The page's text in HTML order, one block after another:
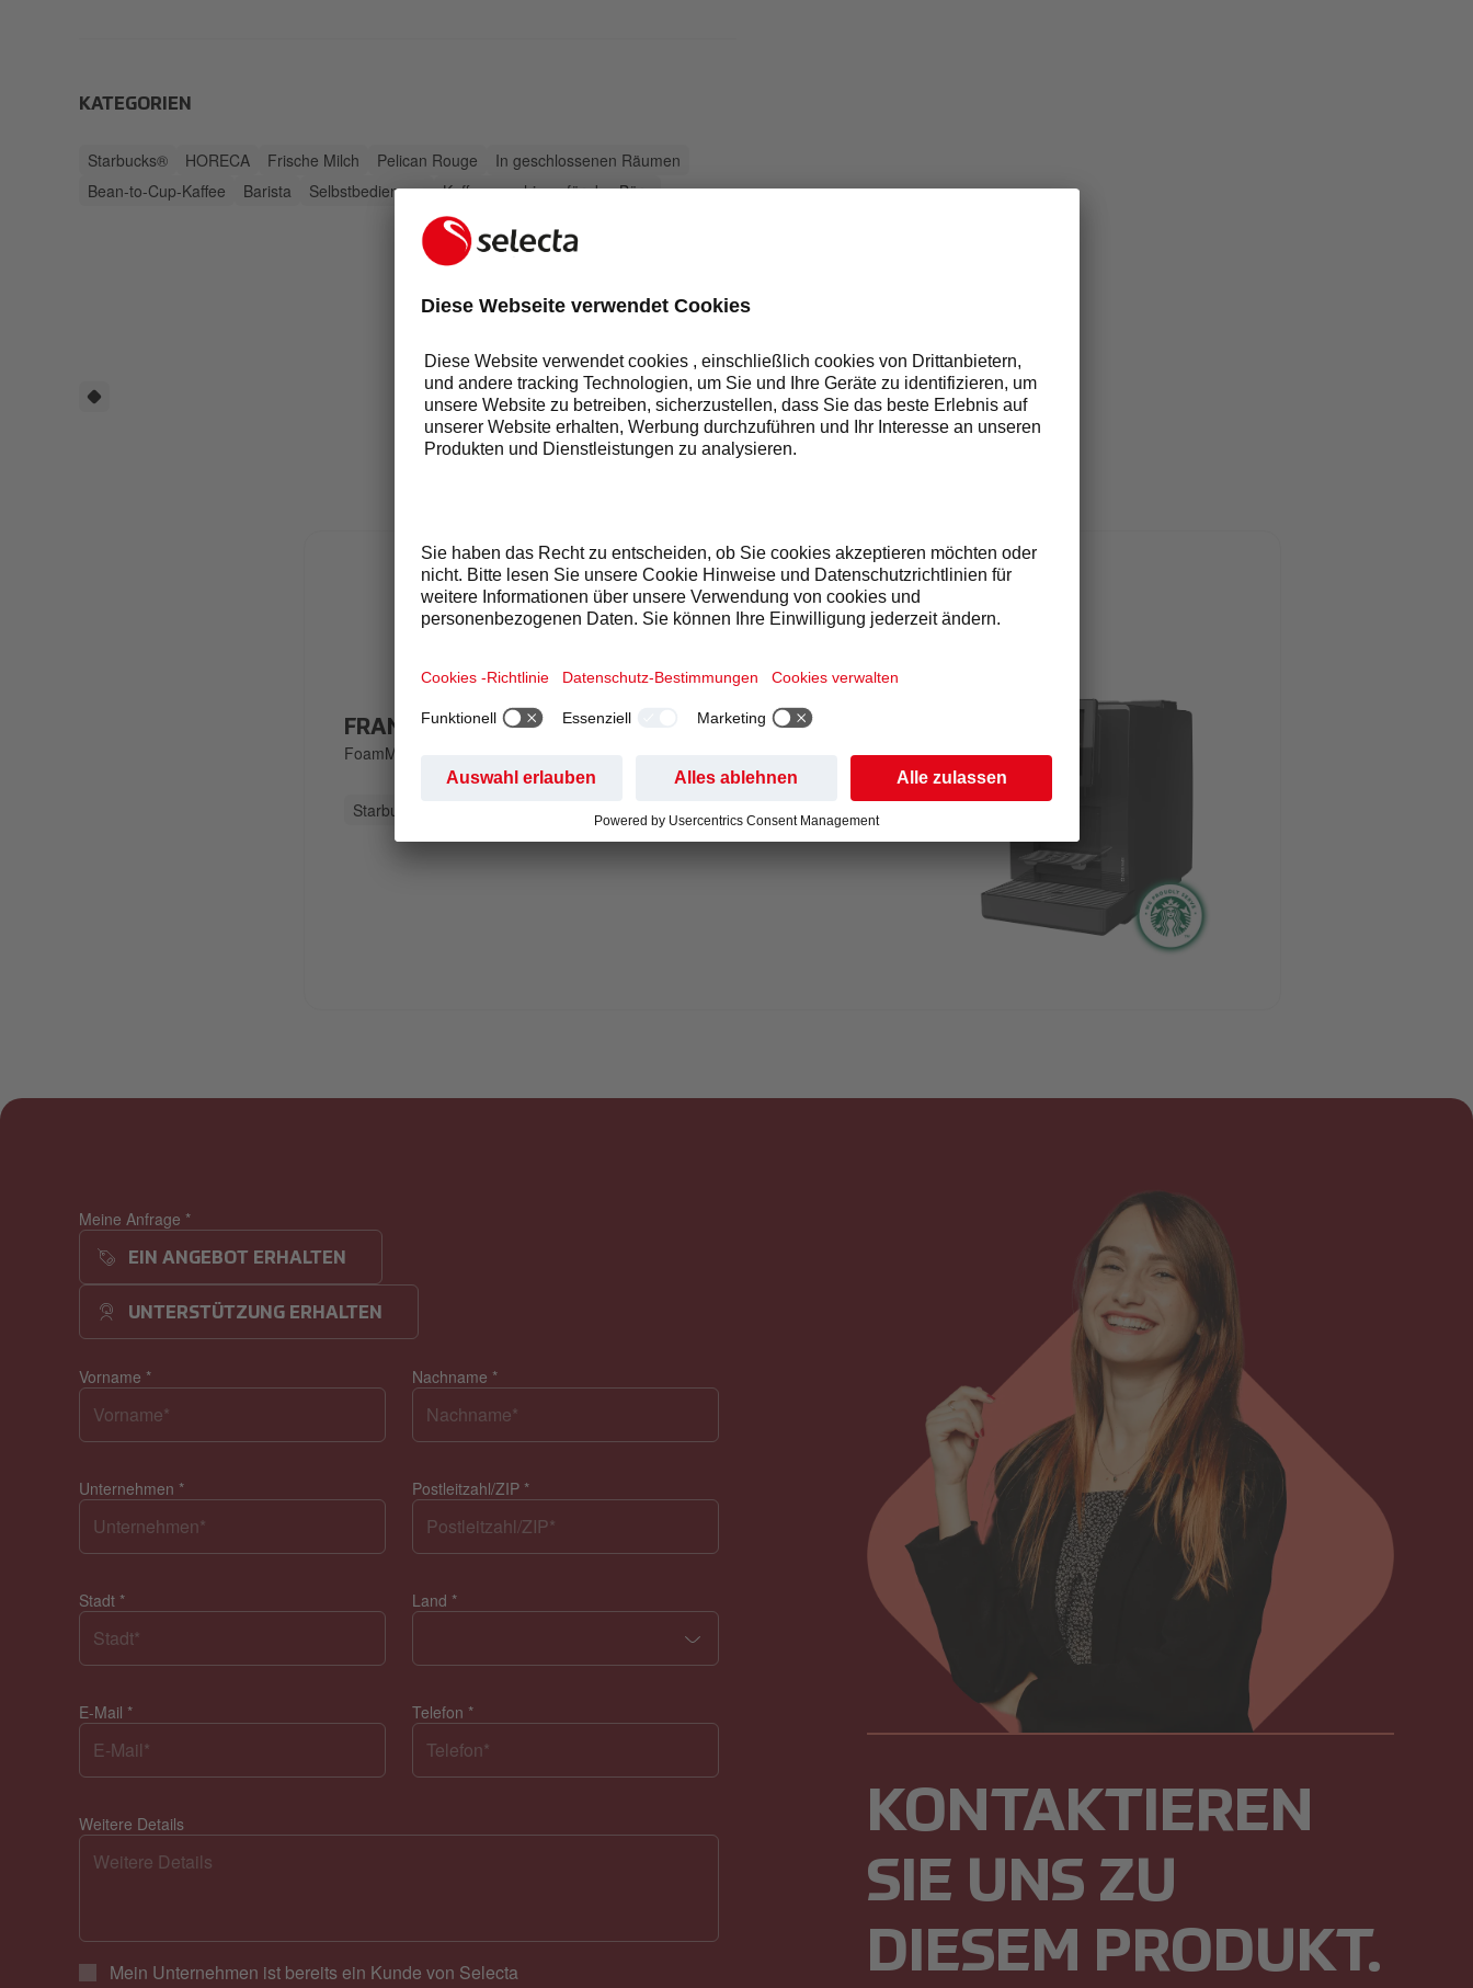
KATEGORIEN
Starbucks® HORECA Frische Milch Pelican Rouge
In geschlossenen Räumen
Bean-to-Cup-Kaffee
Barista Selbstbedienung Kaffeemaschinen für das Büro
ALTERNATIVE PRODUKTE
FRANKE A300
FoamMaster™ für Milchschaum wie vom Barista
2 Präzisionsmahlwerke mit
langlebigen Keramikmahlscheiben,Intuitives 8-Zoll-Touch-Display
Starbucks®
Meine Anfrage *
EIN ANGEBOT ERHALTEN
UNTERSTÜTZUNG ERHALTEN
Vorname * Nachname *
Unternehmen * Postleitzahl/ZIP *
Stadt * Land *
E-Mail * Telefon *
Weitere Details
Mein Unternehmen ist bereits ein Kunde von Selecta
KONTAKTIEREN
SIE UNS ZU
DIESEM PRODUKT.